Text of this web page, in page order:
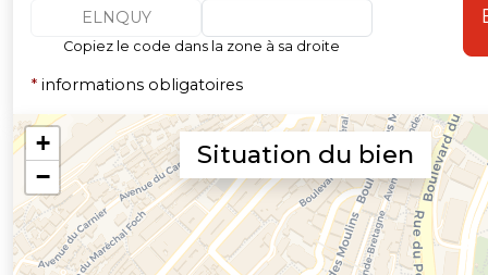
ELNQUY
Copiez le code dans la zone à sa droite
* informations obligatoires
Situation du bien